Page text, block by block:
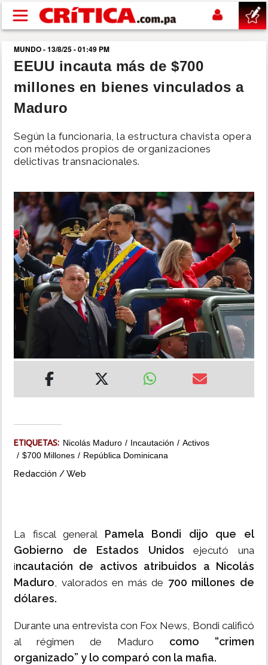
Pasar al contenido principal
buscar
SUCESOS
POLÍTICA
DEPORTES
MUNDO
INSÓLITAS
MULTIMEDIA
IMPRESO
MUNDO - 13/8/25 - 01:49 PM
EEUU incauta más de $700
millones en bienes vinculados a
Maduro
Según la funcionaria, la estructura chavista opera
con métodos propios de organizaciones
delictivas transnacionales.
ETIQUETAS: Nicolás Maduro Incautación
Activos
$700 Millones
República Dominicana
Redacción / Web
La fiscal general Pamela Bondi dijo que el
Gobierno de Estados Unidosejecutó una
incautación de activos atribuidos a Nicolás
Maduro, valorados en más de 700 millones de
dólares.
Durante una entrevista con Fox News, Bondi calificó
al régimen de Maduro como “crimen
organizado” y lo comparó con la mafia.